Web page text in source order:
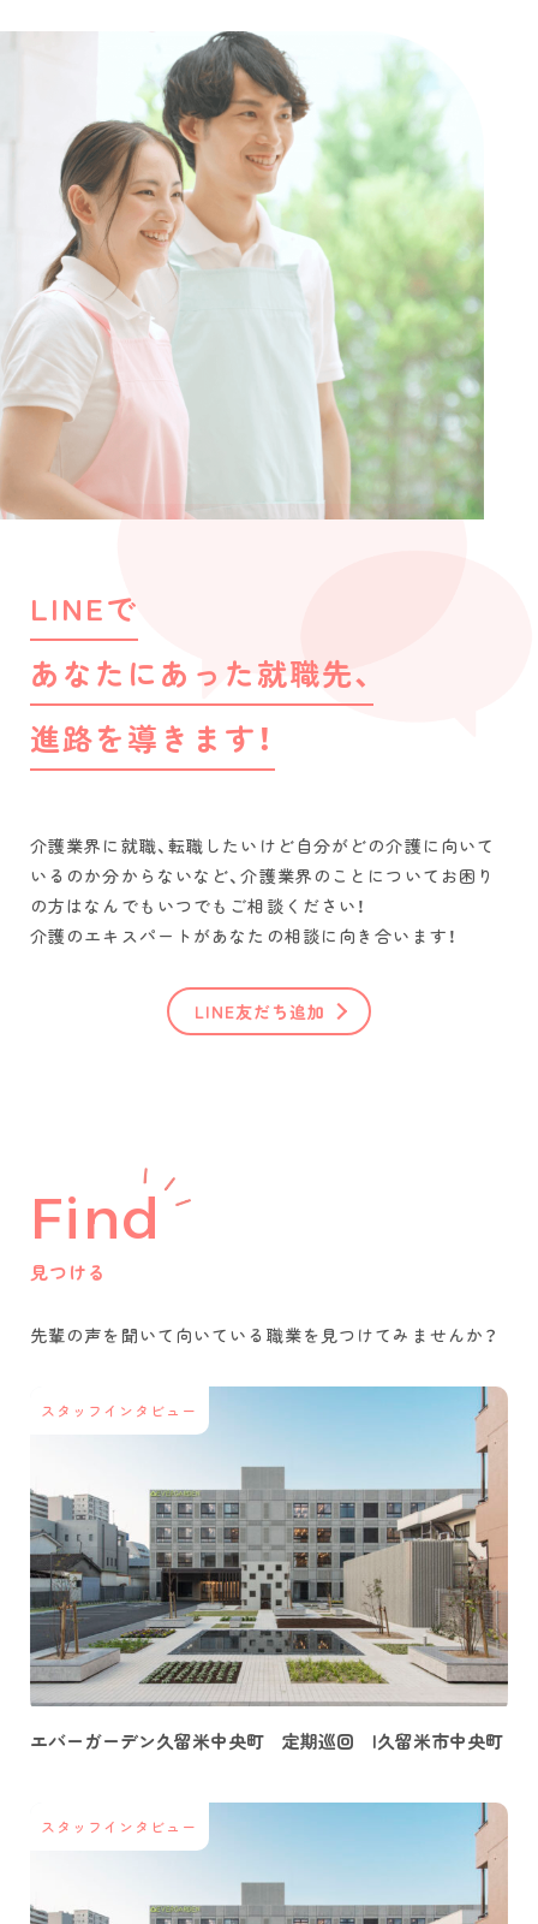
LINEで
あなたにあった就職先、
進路を導きます！
介護業界に就職、転職したいけど自分がどの介護に向いて
いるのか分からないなど、介護業界のことについてお困り
の方はなんでもいつでもご相談ください！
介護のエキスパートがあなたの相談に向き合います！
LINE友だち追加
Find
見つける
先輩の声を聞いて 向いている職業を 見つけてみませんか？
スタッフインタビュー
エバーガーデン久留米中央町 定期巡回 |久留米市中央町
スタッフインタビュー